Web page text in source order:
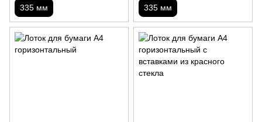
335 мм 335 мм